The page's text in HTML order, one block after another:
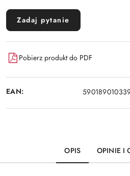
Zadaj pytanie
Pobierz produkt do PDF
EAN:
OPIS OPINIE I